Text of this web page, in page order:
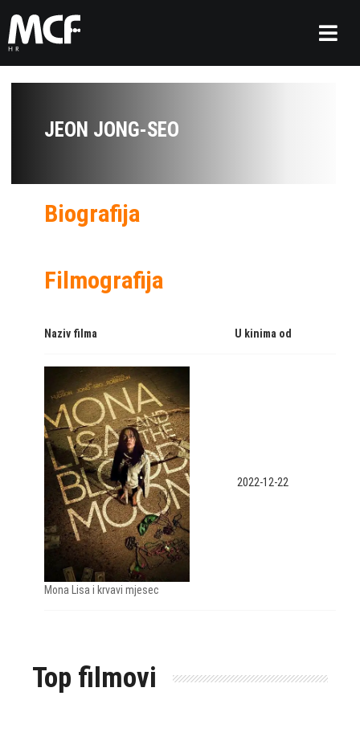
JEON JONG-SEO
Biografija
Filmografija
Naziv filma U kinima od
Mona Lisa i krvavi mjesec
2022-12-22
Top filmovi